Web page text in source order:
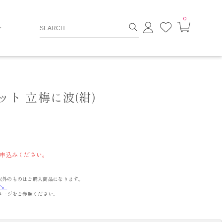
ロ
グ
お
0
ト 立梅に波(紺)
込みください。
のものはご購入商品になります。
ジをご参照ください。